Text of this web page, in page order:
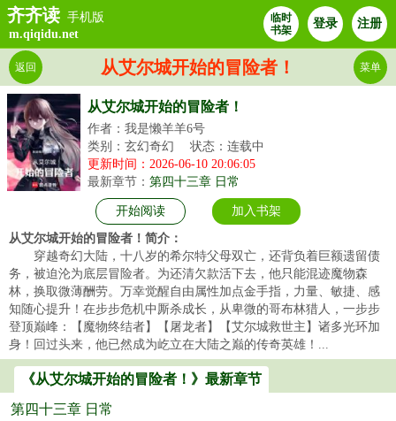
齐齐读 手机版
m.qiqidu.net
临时
书架
登录 注册
从艾尔城开始的冒险者！
返回 菜单
从艾尔城开始的冒险者！
作者：我是懒羊羊6号
类别：玄幻奇幻
状态：连载中
更新时间：2026-06-10 20:06:05
最新章节： 第四十三章 日常
开始阅读 加入书架
从艾尔城开始的冒险者！简介：
穿越奇幻大陆，十八岁的希尔特父母双亡，还背负着巨额遗留债
务，被迫沦为底层冒险者。为还清欠款活下去，他只能混迹魔物森
林，换取微薄酬劳。万幸觉醒自由属性加点金手指，力量、敏捷、感
知随心提升！在步步危机中厮杀成长，从卑微的哥布林猎人，一步步
登顶巅峰：【魔物终结者】【屠龙者】【艾尔城救世主】诸多光环加
身！回过头来，他已然成为屹立在大陆之巅的传奇英雄！...
《从艾尔城开始的冒险者！》最新章节
第四十三章 日常